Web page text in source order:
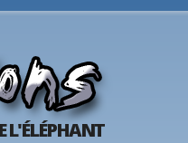
L'ÉLÉPHANT